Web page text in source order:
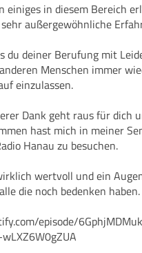
einiges in diesem Bereich
außergewöhnliche
du deiner Berufung mit
Menschen immer
einzulassen.
Dank geht raus für dich
hast mich in meiner
Hanau zu besuchen.
wertvoll und ein
die noch bedenken haben.
episode/